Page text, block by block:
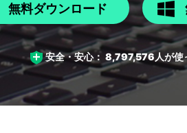
無料ダウンロード
安全・安心：8,797,576 人が使